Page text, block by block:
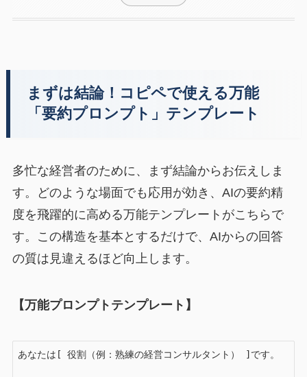
まずは結論！コピペで使える万能
「要約プロンプト」テンプレート
多忙な経営者のために、まず結論からお伝えしま
す。どのような場面でも応用が効き、AIの要約精
度を飛躍的に高める万能テンプレートがこちらで
す。この構造を基本とするだけで、AIからの回答
の質は見違えるほど向上します。
【万能プロンプトテンプレート】
あなたは[ 役割（例：熟練の経営コンサルタント） ]です。